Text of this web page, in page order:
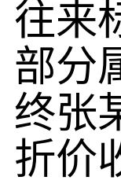
往来
部分
终张
折价